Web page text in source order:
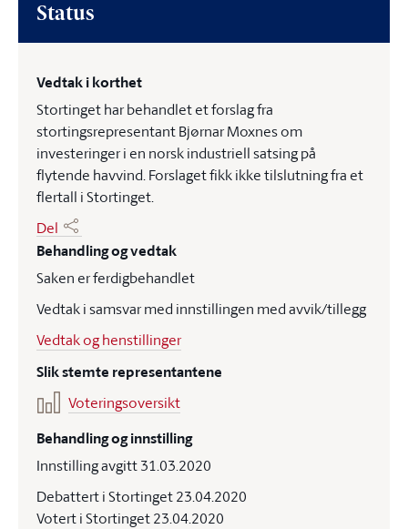
Status
Vedtak i korthet
Stortinget har behandlet et forslag fra
stortingsrepresentant Bjørnar Moxnes om
investeringer i en norsk industriell satsing på
flytende havvind. Forslaget fikk ikke tilslutning fra et
flertall i Stortinget.
Del
Behandling og vedtak
Saken er ferdigbehandlet
Vedtak i samsvar med innstillingen med avvik/tillegg
Vedtak og henstillinger
Slik stemte representantene
Voteringsoversikt
Behandling og innstilling
Innstilling avgitt 31.03.2020
Debattert i Stortinget 23.04.2020
Votert i Stortinget 23.04.2020